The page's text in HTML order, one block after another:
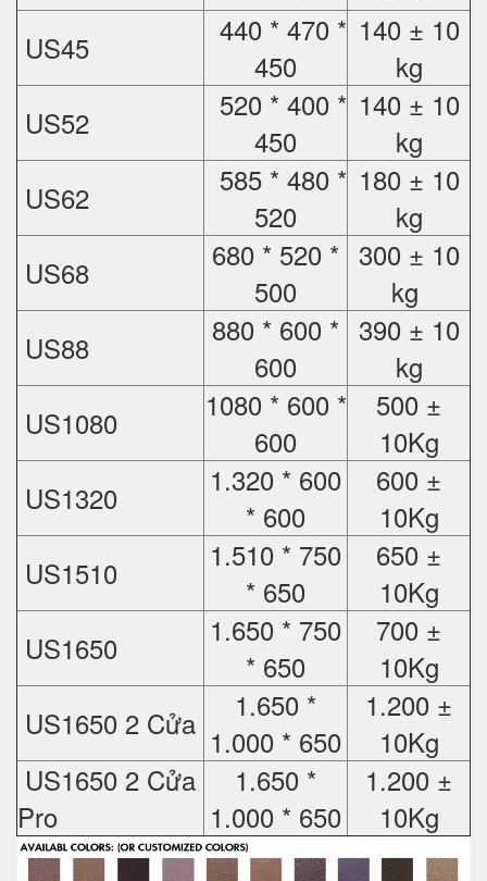
US45
440 * 470 *
450
140 ± 10
kg
US52
520 * 400 *
450
140 ± 10
kg
US62
585 * 480 *
520
180 ± 10
kg
US68
680 * 520 *
500
300 ± 10
kg
US88
880 * 600 *
600
390 ± 10
kg
US1080
1080 * 600 *
600
500 ±
10Kg
US1320
1.320 * 600
* 600
600 ±
10Kg
US1510
1.510 * 750
* 650
650 ±
10Kg
US1650
1.650 * 750
* 650
700 ±
10Kg
US1650 2 Cửa
1.650 *
1.000 * 650
1.200 ±
10Kg
US1650 2 Cửa
Pro
1.650 *
1.000 * 650
1.200 ±
10Kg